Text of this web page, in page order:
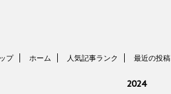
プ ホーム 人気記事ランク 最近の投稿
2024